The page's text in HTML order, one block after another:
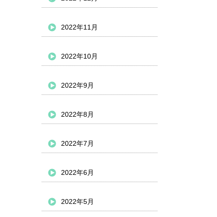
2022年11月
2022年10月
2022年9月
2022年8月
2022年7月
2022年6月
2022年5月